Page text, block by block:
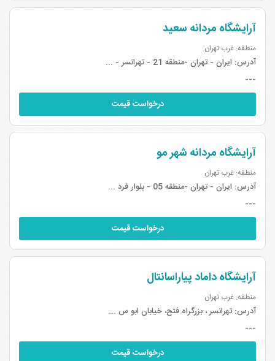
آرایشگاه مردانه سعید
منطقه: غرب تهران
آدرس: ایران - تهران -منطقه 21 - تهرانسر - ...
---
درخواست قیمت
آرایشگاه مردانه شهر مو
منطقه: غرب تهران
آدرس: ایران - تهران -منطقه 05 - بلوار فرد ...
---
درخواست قیمت
آرایشگاه داماد پیاراسانتال
منطقه: غرب تهران
آدرس: تهرانسر ، بزرگراه فتح، خیابان ابو س ...
---
درخواست قیمت